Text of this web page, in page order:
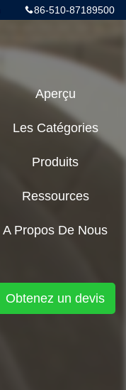
86-510-87189500
Aperçu
Les Catégories
Produits
Ressources
A Propos De Nous
Obtenez un devis